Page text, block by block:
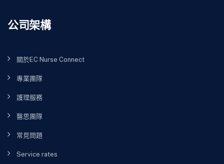
公司架構
關於EC Nurse Connect
專業團隊
護理服務
醫思團隊
常見問題
Service rates